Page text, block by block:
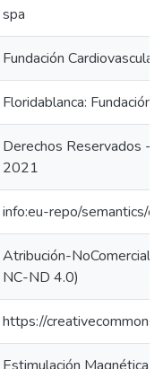
spa
Fundación
Floridablanca: Fundación
Derechos Reservados -
2021
info:eu-repo/semantics/
Atribución-NoComercial-
NC-ND 4.0)
https://